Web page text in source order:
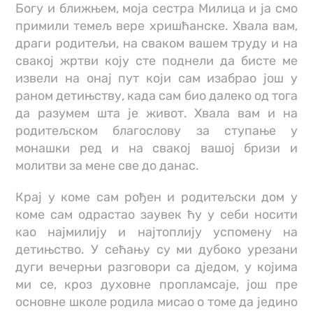
Богу и ближњем, моја сестра Милица и ја смо
примили темељ вере хришћанске. Хвала вам,
драги родитељи, на сваком вашем труду и на
свакој жртви коју сте поднели да бисте ме
извели на онај пут који сам изабрао још у
раном детињству, када сам био далеко од тога
да разумем шта је живот. Хвала вам и на
родитељском благослову за ступање у
монашки ред и на свакој вашој бризи и
молитви за мене све до данас.
Крај у коме сам рођен и родитељски дом у
коме сам одрастао заувек ћу у себи носити
као најмилију и најтоплију успомену на
детињство. У сећању су ми дубоко урезани
дуги вечерњи разговори са дједом, у којима
ми се, кроз духовне пропламсаје, још пре
основне школе родила мисао о томе да једино